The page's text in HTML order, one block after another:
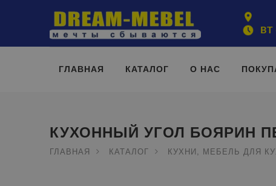
ВТ
ГЛАВНАЯ КАТАЛОГ О НАС
КУХОННЫЙ УГОЛ БОЯРИН
ГЛАВНАЯ КАТАЛОГ КУХНИ, МЕБЕЛЬ ДЛЯ